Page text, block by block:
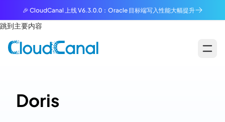
🎉 CloudCanal 上线 V6.3.0.0：Oracle 目标端写入性能大幅提升
跳到主要内容
Doris